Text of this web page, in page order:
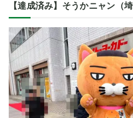
【達成済み】そうかニャン（